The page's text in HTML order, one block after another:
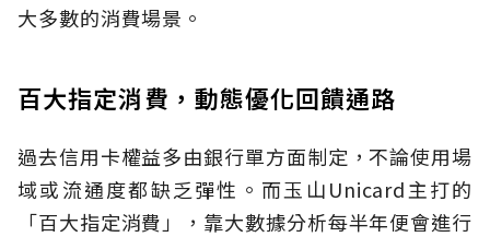
大多數的消費場景。
百大指定消費，動態優化回饋通路
過去信用卡權益多由銀行單方面制定，不論使用場
域或流通度都缺乏彈性。而玉山Unicard主打的
「百大指定消費」，靠大數據分析每半年便會進行